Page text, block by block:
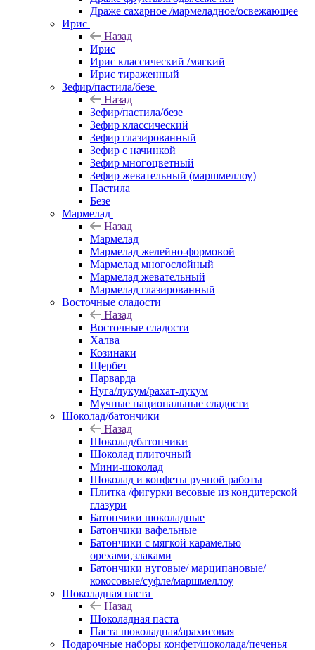
Драже сахарное /мармеладное/освежающее
Ирис
Назад
Ирис
Ирис классический /мягкий
Ирис тираженный
Зефир/пастила/безе
Назад
Зефир/пастила/безе
Зефир классический
Зефир глазированный
Зефир с начинкой
Зефир многоцветный
Зефир жевательный (маршмеллоу)
Пастила
Безе
Мармелад
Назад
Мармелад
Мармелад желейно-формовой
Мармелад многослойный
Мармелад жевательный
Мармелад глазированный
Восточные сладости
Назад
Восточные сладости
Халва
Козинаки
Щербет
Парварда
Нуга/лукум/рахат-лукум
Мучные национальные сладости
Шоколад/батончики
Назад
Шоколад/батончики
Шоколад плиточный
Мини-шоколад
Шоколад и конфеты ручной работы
Плитка /фигурки весовые из кондитерской
глазури
Батончики шоколадные
Батончики вафельные
Батончики с мягкой карамелью
орехами,злаками
Батончики нуговые/ марципановые/
кокосовые/суфле/маршмеллоу
Шоколадная паста
Назад
Шоколадная паста
Паста шоколадная/арахисовая
Подарочные наборы конфет/шоколада/печенья